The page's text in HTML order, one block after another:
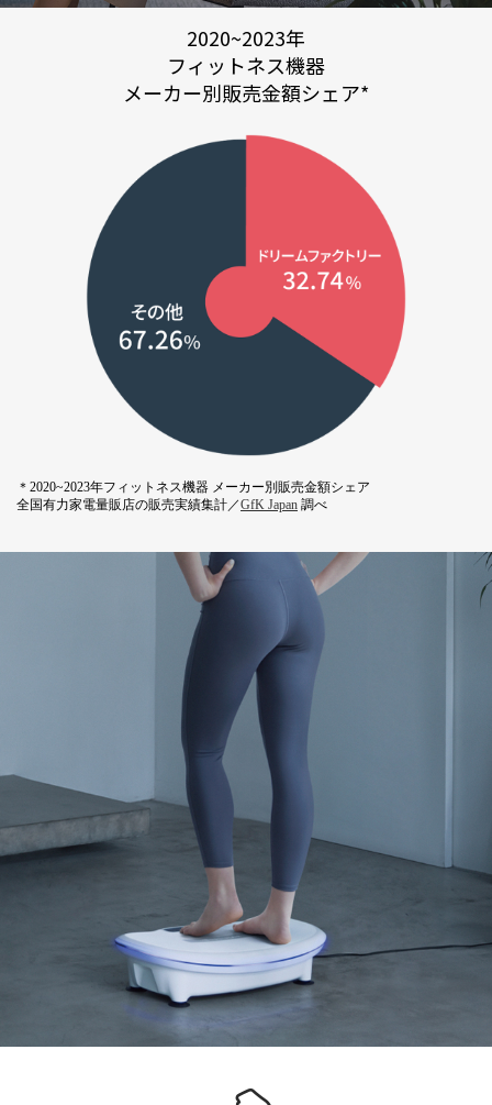
2020~2023年
フィットネス機器
メーカー別販売金額シェア*
＊2020~2023年フィットネス機器 メーカー別販売金額シェア
全国有力家電量販店の販売実績集計／GfK Japan 調べ